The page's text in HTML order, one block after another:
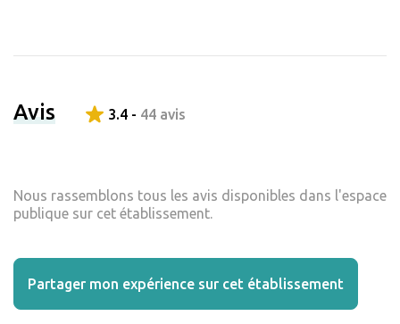
Avis 3.4 - 44 avis
Nous rassemblons tous les avis disponibles dans l'espace
publique sur cet établissement.
Partager mon expérience sur cet établissement